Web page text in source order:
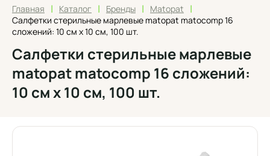
Главная | Каталог | Бренды | Matopat |
Салфетки стерильные марлевые matopat matocomp 16
сложений: 10 см х 10 см, 100 шт.
Салфетки стерильные марлевые
matopat matocomp 16 сложений:
10 см х 10 см, 100 шт.